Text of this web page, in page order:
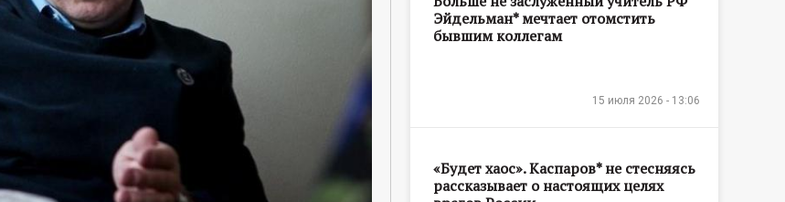
Эйдельман* мечтает отомстить
бывшим коллегам
15 июля 2026 - 13:06
«Будет хаос». Каспаров* не стесняясь
рассказывает о настоящих целях